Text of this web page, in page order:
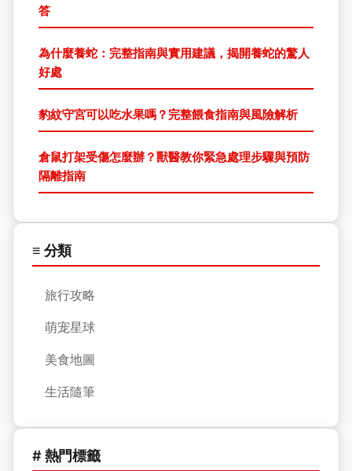
答
為什麼養蛇：完整指南與實用建議，揭開養蛇的驚人
好處
豹紋守宮可以吃水果嗎？完整餵食指南與風險解析
倉鼠打架受傷怎麼辦？獸醫教你緊急處理步驟與預防
隔離指南
≡ 分類
旅行攻略
萌宠星球
美食地圖
生活隨筆
# 熱門標籤